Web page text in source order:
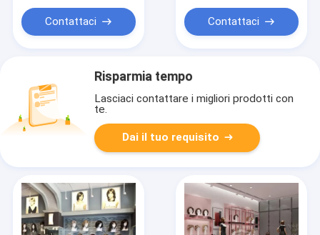
Contattaci Contattaci
Risparmia tempo
Lasciaci contattare i migliori prodotti con
te.
Dai il tuo requisito